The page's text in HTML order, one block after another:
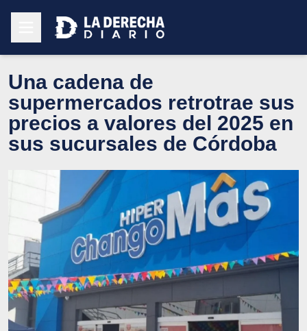
Una cadena de
supermercados retrotrae sus
precios a valores del 2025 en
sus sucursales de Córdoba